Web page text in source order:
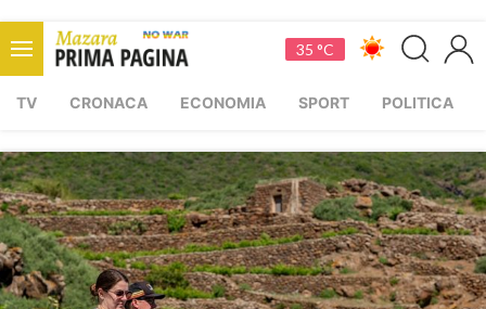
35 °C
TV CRONACA ECONOMIA SPORT POLITICA